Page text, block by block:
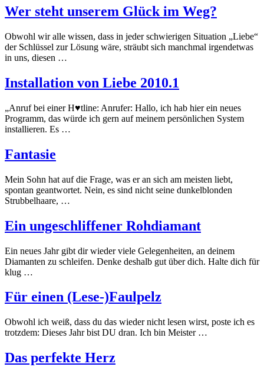
Wer steht unserem Glück im Weg?
Obwohl wir alle wissen, dass in jeder schwierigen Situation „Liebe“
der Schlüssel zur Lösung wäre, sträubt sich manchmal irgendetwas
in uns, diesen …
Installation von Liebe 2010.1
„Anruf bei einer H♥tline: Anrufer: Hallo, ich hab hier ein neues
Programm, das würde ich gern auf meinem persönlichen System
installieren. Es …
Fantasie
Mein Sohn hat auf die Frage, was er an sich am meisten liebt,
spontan geantwortet. Nein, es sind nicht seine dunkelblonden
Strubbelhaare, …
Ein ungeschliffener Rohdiamant
Ein neues Jahr gibt dir wieder viele Gelegenheiten, an deinem
Diamanten zu schleifen. Denke deshalb gut über dich. Halte dich für
klug …
Für einen (Lese-)Faulpelz
Obwohl ich weiß, dass du das wieder nicht lesen wirst, poste ich es
trotzdem: Dieses Jahr bist DU dran. Ich bin Meister …
Das perfekte Herz